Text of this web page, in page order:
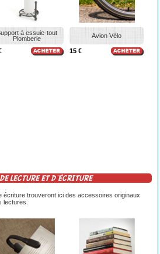
à essuie-tout
Plomberie
Avion Vélo
15 €
LECTURE ET D'ÉCRITURE
écriture trouveront ici des accessoires originaux
lectures.